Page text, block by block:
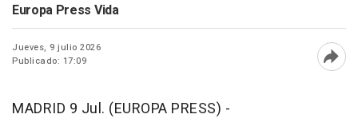
Europa Press Vida
Jueves, 9 julio 2026
Publicado: 17:09
MADRID 9 Jul. (EUROPA PRESS) -